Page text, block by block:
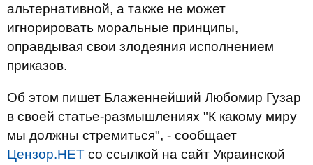
альтернативной, а также не может
игнорировать моральные принципы,
оправдывая свои злодеяния исполнением
приказов.
Об этом пишет Блаженнейший Любомир Гузар
в своей статье-размышлениях "К какому миру
мы должны стремиться", - сообщает
Цензор.НЕТ со ссылкой на сайт Украинской